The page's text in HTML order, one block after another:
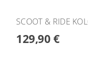
SCOOT & RIDE
129,90 €